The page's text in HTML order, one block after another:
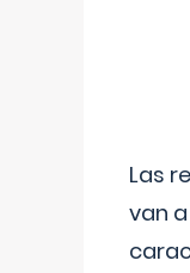
Las
van